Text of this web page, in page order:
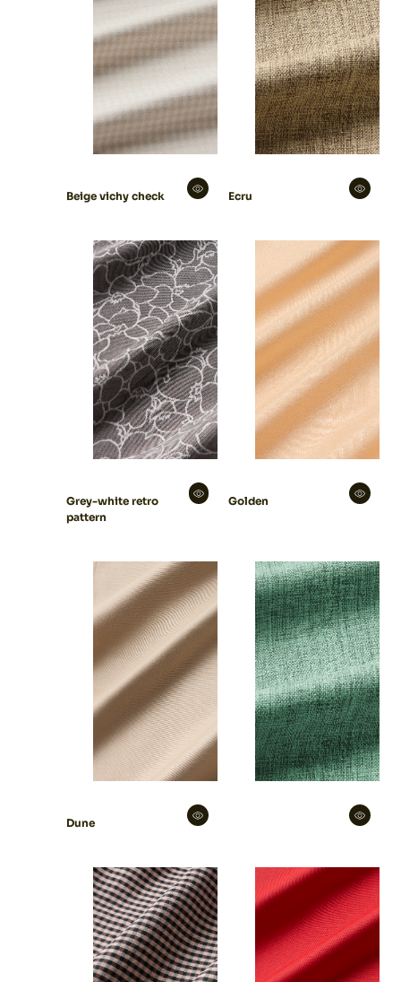
Beige vichy check Ecru
Grey-white retro
pattern
Golden
Dune